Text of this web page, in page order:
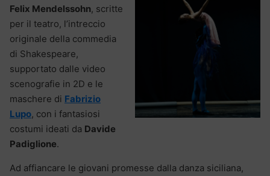
Felix Mendelssohn, scritte
per il teatro, l’intreccio
originale della commedia
di Shakespeare,
supportato dalle video
scenografie in 2D e le
maschere di Fabrizio
Lupo, con i fantasiosi
costumi ideati da Davide
Padiglione.
Ad affiancare le giovani promesse dalla danza siciliana,